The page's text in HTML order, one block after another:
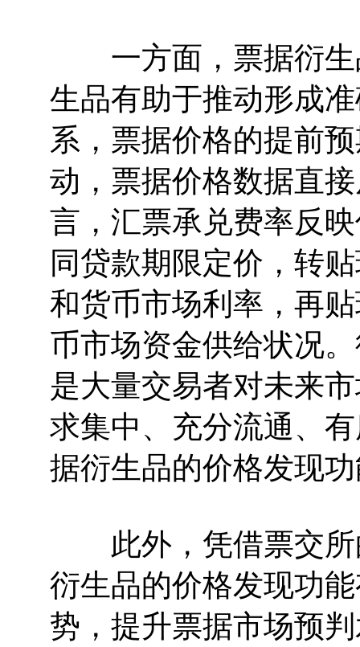
一方面，票据衍生
生品有助于推动形成
系，票据价格的提前
动，票据价格数据直
言，汇票承兑费率反
同贷款期限定价，转
和货币市场利率，再
币市场资金供给状况
是大量交易者对未来
求集中、充分流通、
据衍生品的价格发现
此外，凭借票交所
衍生品的价格发现功
势，提升票据市场预